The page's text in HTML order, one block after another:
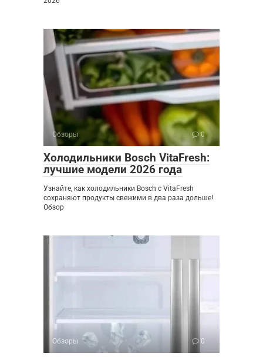
Обзоры 0
Холодильники Bosch VitaFresh:
лучшие модели 2026 года
Узнайте, как холодильники Bosch с VitaFresh
сохраняют продукты свежими в два раза дольше!
Обзор
Обзоры 0